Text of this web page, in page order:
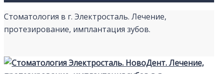
Стоматология в г. Электросталь. Лечение,
протезирование, имплантация зубов.